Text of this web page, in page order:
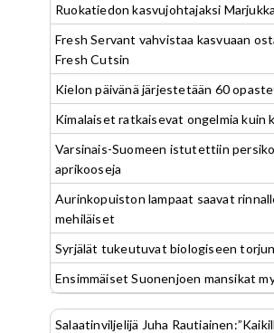
Ruokatiedon kasvujohtajaksi
Fresh Servant vahvistaa kasvuaan
Fresh Cutsin
Kielon päivänä järjestetään 60
Kimalaiset ratkaisevat ongelmia kuin
Varsinais-Suomeen istutettiin
aprikooseja
Aurinkopuiston lampaat saavat
mehiläiset
Syrjälät tukeutuvat biologiseen
Ensimmäiset Suonenjoen mansikat
Salaatinviljelijä Juha